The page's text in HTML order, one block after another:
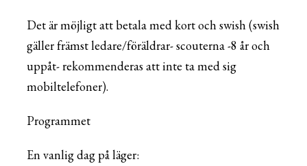
Det är möjligt att betala med kort och swish (swish
gäller främst ledare/föräldrar- scouterna -8 år och
uppåt- rekommenderas att inte ta med sig
mobiltelefoner).
Programmet
En vanlig dag påläger: